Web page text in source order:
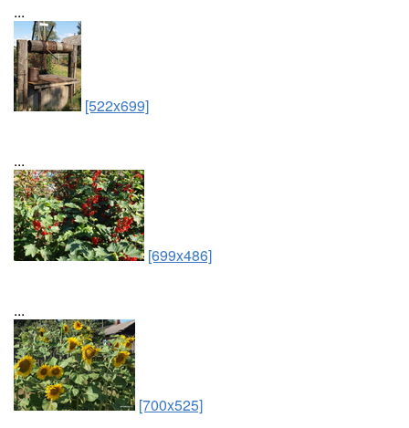
...
[522x699]
...
[699x486]
...
[700x525]